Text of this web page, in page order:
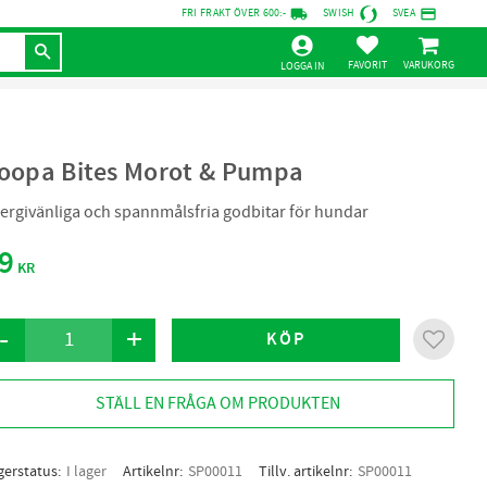
FRI FRAKT ÖVER 600:- local_shipping SWISH SVEA credit_card
LOGGA IN FAVORITER
KUNDVAGN
Bites Morot & Pumpa
och spannmålsfria godbitar för hundar
KR
+
- KÖP Lägg
STÄLL EN FRÅGA OM PRODUKTEN
I lager Artikelnr SP00011 Tillv. artikelnr SP00011